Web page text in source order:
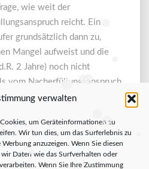
❅❅
❅
❅
❅
verwalten
um Geräteinformationen zu
Wir tun dies, um das Surferlebnis zu
anzuzeigen. Wenn Sie diesen
Daten wie das Surfverhalten oder
Wenn Sie Ihre Zustimmung
wie weit der
reicht. Ein
grundsätzlich dann zu,
Mangel aufweist und die
2 Jahre) noch nicht
vom Nacherfüllungsanspruch
Weiter lesenWeiter